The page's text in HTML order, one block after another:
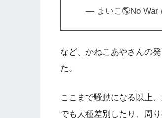
— まいこ🌎No War
など、かねこあやさんの
た。
ここまで騒動になる以上
でも人種差別したり、周